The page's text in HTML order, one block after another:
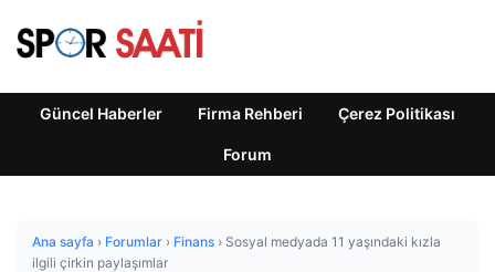
Güncel Haberler Firma Rehberi Çerez Politikası
Forum
Ana sayfa › Forumlar › Finans › Sosyal medyada 11 yaşındaki kızla
ilgili çirkin paylaşımlar